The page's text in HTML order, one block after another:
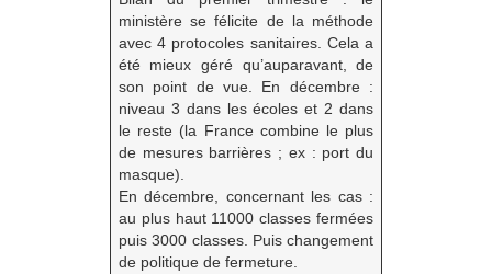
ministère se félicite de la méthode
avec 4 protocoles sanitaires. Cela a
été mieux géré qu’auparavant, de
son point de vue. En décembre :
niveau 3 dans les écoles et 2 dans
le reste (la France combine le plus
de mesures barrières ; ex : port du
masque).
En décembre, concernant les cas :
au plus haut 11000 classes fermées
puis 3000 classes. Puis changement
de politique de fermeture.